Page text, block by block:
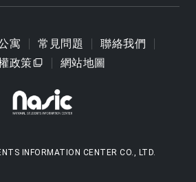
寓 常見問題
聯絡我們
政策 網站地圖
INFORMATION CENTER CO., LTD.